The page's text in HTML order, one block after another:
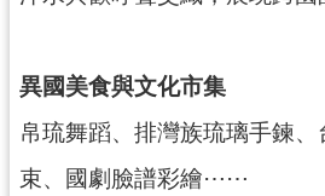
私
權
政
策
異國美食與文化市集
帛琉舞蹈、排灣族琉璃手鍊
束、國劇臉譜彩繪⋯⋯